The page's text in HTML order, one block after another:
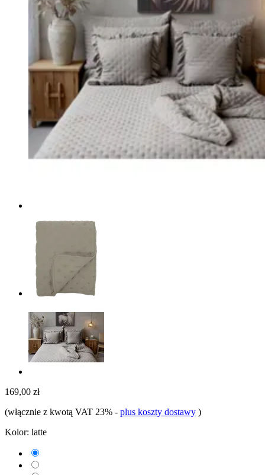
169,00 zł
(włącznie z kwotą VAT 23% - plus koszty dostawy )
Kolor: latte